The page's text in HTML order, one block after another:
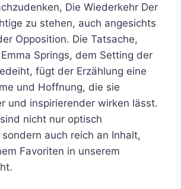
Die Wiederkehr Der
zu stehen, auch angesichts
Opposition. Die Tatsache,
Springs, dem Setting der
fügt der Erzählung eine
und Hoffnung, die sie
und inspirierender wirken lässt.
nicht nur optisch
auch reich an Inhalt,
Favoriten in unserem